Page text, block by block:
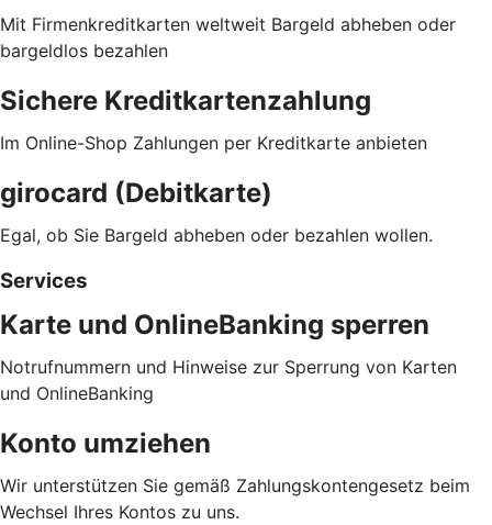
Mit Firmenkreditkarten weltweit Bargeld abheben oder
bargeldlos bezahlen
Sichere Kreditkartenzahlung
Im Online-Shop Zahlungen per Kreditkarte anbieten
girocard (Debitkarte)
Egal, ob Sie Bargeld abheben oder bezahlen wollen.
Services
Karte und OnlineBanking sperren
Notrufnummern und Hinweise zur Sperrung von Karten
und OnlineBanking
Konto umziehen
Wir unterstützen Sie gemäß Zahlungskontengesetz beim
Wechsel Ihres Kontos zu uns.